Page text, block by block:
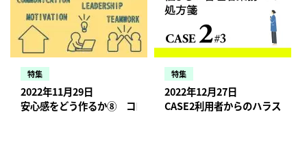
特集
2022年11月29日
安心感をどう作るか⑧ コロナ禍のスタッフマネジメントで印象
特集
2022年12月27日
CASE2利用者からのハラスメン